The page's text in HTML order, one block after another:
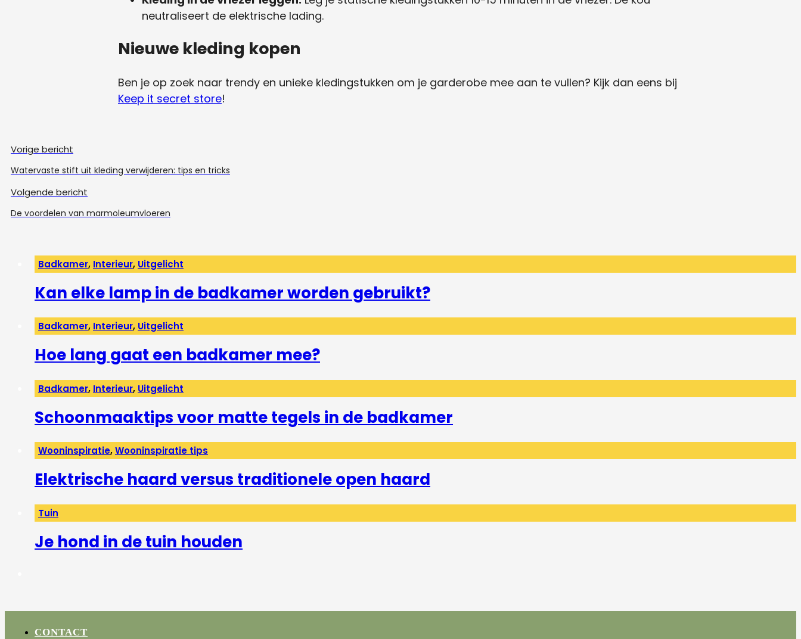
neutraliseert de elektrische lading.
Nieuwe kleding kopen
Ben je op zoek naar trendy en unieke kledingstukken om je garderobe mee aan te vullen? Kijk dan eens bij
Keep it secret store!
Vorige bericht
Watervaste stift uit kleding verwijderen: tips en tricks
Volgende bericht
De voordelen van marmoleumvloeren
Badkamer, Interieur, Uitgelicht
Kan elke lamp in de badkamer worden gebruikt?
Badkamer, Interieur, Uitgelicht
Hoe lang gaat een badkamer mee?
Badkamer, Interieur, Uitgelicht
Schoonmaaktips voor matte tegels in de badkamer
Wooninspiratie,Wooninspiratie tips
Elektrische haard versus traditionele open haard
Tuin
Je hond in de tuin houden
CONTACT